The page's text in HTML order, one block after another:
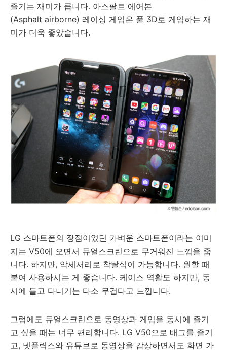
즐기는 재미가 큽니다. 아스팔트 에어본
(Asphalt airborne) 레이싱 게임은 풀 3D로 게임하는 재
미가 더욱 좋았습니다.
LG 스마트폰의 장점이었던 가벼운 스마트폰이라는 이미
지는 V50에 오면서 듀얼스크린으로 무거워진 느낌을 줍
니다. 하지만, 악세서리로 착탈식이 가능합니다. 원할 때
붙여 사용하시는 게 좋습니다. 케이스 역활도 하지만, 동
시에 들고 다니기는 다소 무겁다고 느낍니다.
그럼에도 듀얼스크린으로 동영상과 게임을 동시에 즐기
고 싶을 때는 너무 편리합니다. LG V50으로 배그를 즐기
고, 넷플릭스와 유튜브로 동영상을 감상하면서도 화면 가